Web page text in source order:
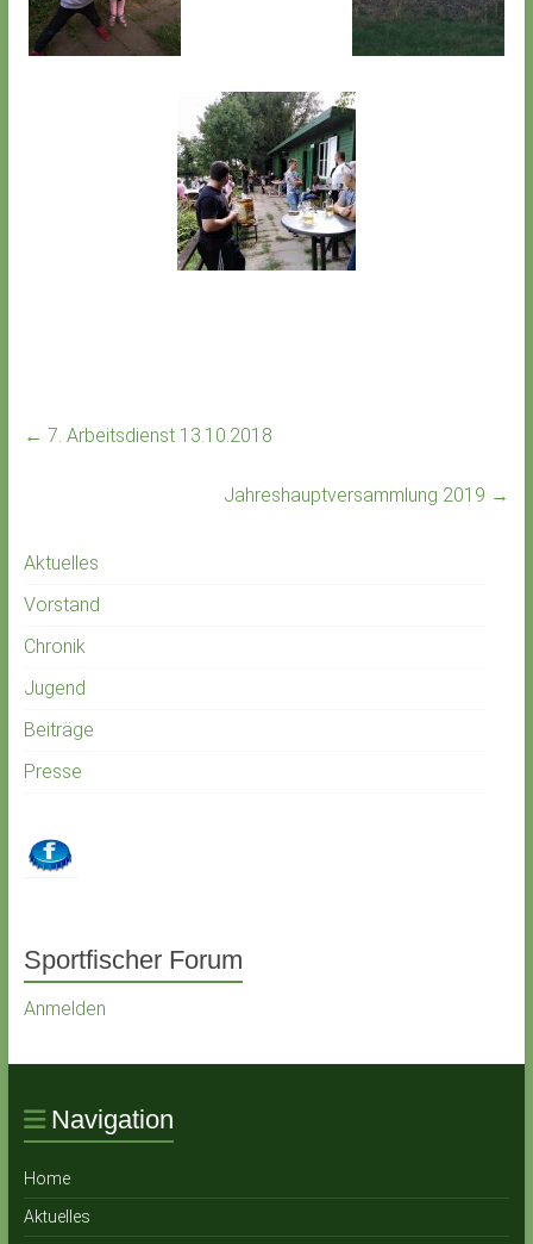
← 7. Arbeitsdienst 13.10.2018
Jahreshauptversammlung 2019 →
Aktuelles
Vorstand
Chronik
Jugend
Beiträge
Presse
Sportfischer Forum
Anmelden
Navigation
Home
Aktuelles